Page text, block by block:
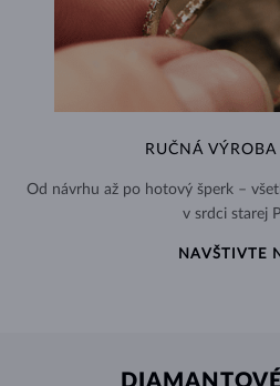
RUČNÁ VÝROBA
Od návrhu až po hotový šperk –
v srdci starej
NAVŠTIVTE
DIAMANTOVÉ